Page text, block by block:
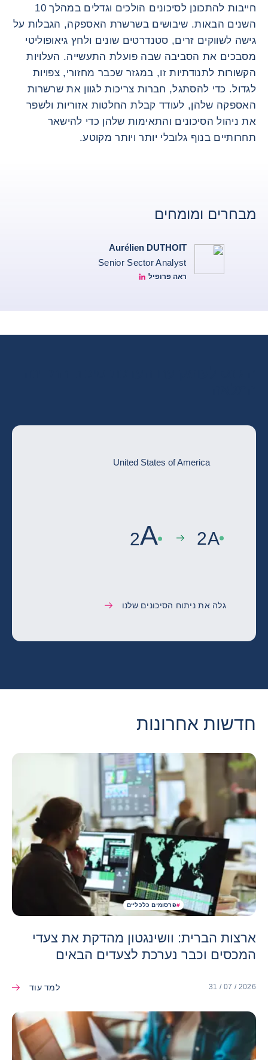
חייבות להתכונן לסיכונים הולכים וגדלים במהלך 10
השנים הבאות. שיבושים בשרשרת האספקה, הגבלות על
גישה לשווקים זרים, סטנדרטים שונים ולחץ גיאופוליטי
מסבכים את הסביבה שבה פועלת התעשייה. העלויות
הקשורות לתנודתיות זו, במגזר שכבר מחזורי, צפויות
לגדול. כדי להסתגל, חברות צריכות לגוון את שרשרות
האספקה ​​שלהן, לעודד קבלת החלטות אזוריות ולשפר
את ניהול הסיכונים והתאימות שלהן כדי להישאר
תחרותיים בנוף גלובלי יותר ויותר מקוטע.
מבחרים ומומחים
Aurélien DUTHOIT
Senior Sector Analyst
ראה פרופיל
Aurélien Duthoit Linkedin profile
United States of America
A
2
A
2
גלה את ניתוח הסיכונים שלנו
חדשות אחרונות
#פרסומים כלכליים
ארצות הברית: וושינגטון מהדקת את צעדי
המכסים וכבר נערכת לצעדים הבאים
31 / 07 / 2026 למד עוד